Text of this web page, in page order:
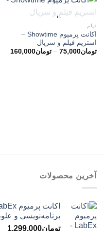
ناموجود
فیلم
اکانت پرمیوم Showtime –
استریم فیلم و سریال
تومان75,000
– تومان160,000
آخرین محصولات
برنامه‌نویسی و
تومان1,299,000